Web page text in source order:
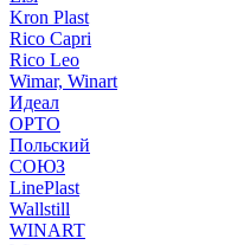
Kron Plast
Rico Capri
Rico Leo
Wimar, Winart
Идеал
ОРТО
Польский
СОЮЗ
LinePlast
Wallstill
WINART